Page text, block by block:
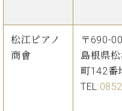
松江ピアノ
商會
〒690-
島根県
町142番
TEL: